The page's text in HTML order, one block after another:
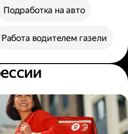
Подработка на авто
Работа водителем газели